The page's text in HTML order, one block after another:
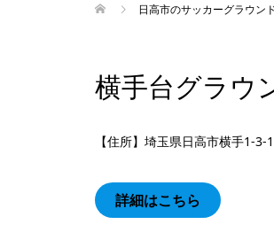
日高市のサッカーグラウン
横手台グラウ
【住所】埼玉県日高市横手
詳細はこちら